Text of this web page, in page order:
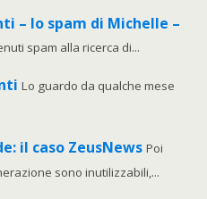
– lo spam di Michelle –
spam alla ricerca di...
Lo guardo da qualche mese
il caso ZeusNews Poi
sono inutilizzabili,...